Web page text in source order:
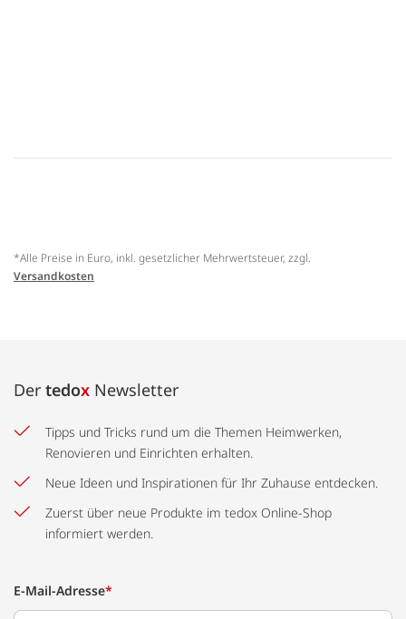
*Alle Preise in Euro, inkl. gesetzlicher Mehrwertsteuer, zzgl.
Versandkosten
Der tedox Newsletter
Tipps und Tricks rund um die Themen Heimwerken,
Renovieren und Einrichten erhalten.
Neue Ideen und Inspirationen für Ihr Zuhause entdecken.
Zuerst über neue Produkte im tedox Online-Shop
informiert werden.
E-Mail-Adresse*